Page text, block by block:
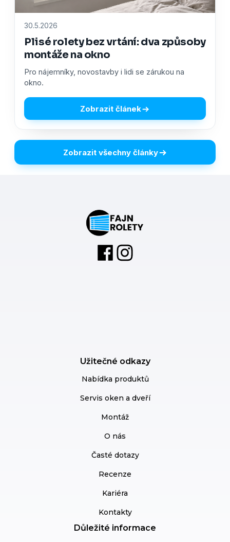
30.5.2026
Plisé rolety bez vrtání: dva způsoby
montáže na okno
Pro nájemníky, novostavby i lidi se zárukou na
okno.
Zobrazit článek
Zobrazit všechny články
Užitečné odkazy
Nabídka produktů
Servis oken a dveří
Montáž
O nás
Časté dotazy
Recenze
Kariéra
Kontakty
Důležité informace